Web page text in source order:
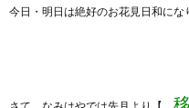
今日・明日は絶好のお花見日和にな